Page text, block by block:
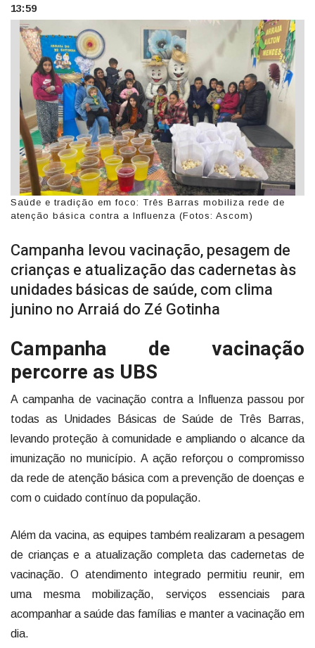
13:59
Saúde e tradição em foco: Três Barras mobiliza rede de
atenção básica contra a Influenza (Fotos: Ascom)
Campanha levou vacinação, pesagem de
crianças e atualização das cadernetas às
unidades básicas de saúde, com clima
junino no Arraiá do Zé Gotinha
Campanha de vacinação
percorre as UBS
A campanha de vacinação contra a Influenza passou por
todas as Unidades Básicas de Saúde de Três Barras,
levando proteção à comunidade e ampliando o alcance da
imunização no município. A ação reforçou o compromisso
da rede de atenção básica com a prevenção de doenças e
com o cuidado contínuo da população.
Além da vacina, as equipes também realizaram a pesagem
de crianças e a atualização completa das cadernetas de
vacinação. O atendimento integrado permitiu reunir, em
uma mesma mobilização, serviços essenciais para
acompanhar a saúde das famílias e manter a vacinação em
dia.